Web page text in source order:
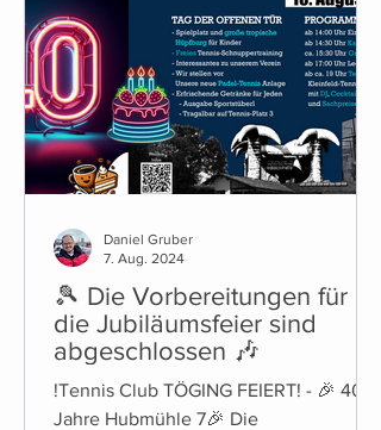
Getränkeautomat. Alkoholische
Getränke sind dabei mit Kinder- und
Jugendsicherung ausgestatte
🎾 Die Vorbereitungen für
die Jubiläumsfeier sind
abgeschlossen 🎶
!Tennis Club TÖGING FEIERT! - 🎉 40
Jahre Hubmühle 7🎉 Die
Daniel Gruber
7. Aug. 2024